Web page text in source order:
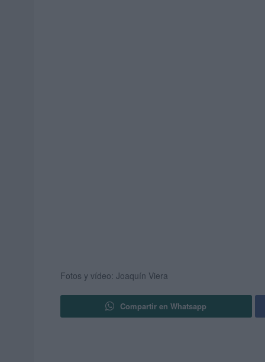
Fotos y vídeo: Joaquín Viera
Compartir en Whatsapp